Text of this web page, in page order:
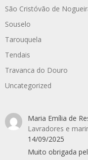
São Cristóvão de
Souselo
Tarouquela
Tendais
Travanca do Douro
Uncategorized
Maria Emília de
Lavradores e
14/09/2025
Muito obrigada